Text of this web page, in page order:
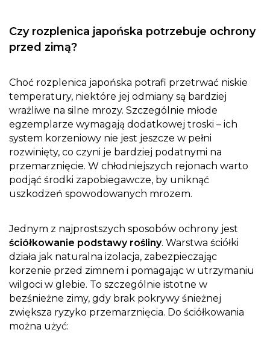
Czy rozplenica japońska potrzebuje ochrony
przed zimą?
Choć rozplenica japońska potrafi przetrwać niskie
temperatury, niektóre jej odmiany są bardziej
wrażliwe na silne mrozy. Szczególnie młode
egzemplarze wymagają dodatkowej troski – ich
system korzeniowy nie jest jeszcze w pełni
rozwinięty, co czyni je bardziej podatnymi na
przemarznięcie. W chłodniejszych rejonach warto
podjąć środki zapobiegawcze, by uniknąć
uszkodzeń spowodowanych mrozem.
Jednym z najprostszych sposobów ochrony jest
ściółkowanie podstawy rośliny. Warstwa ściółki
działa jak naturalna izolacja, zabezpieczając
korzenie przed zimnem i pomagając w utrzymaniu
wilgoci w glebie. To szczególnie istotne w
bezśnieżne zimy, gdy brak pokrywy śnieżnej
zwiększa ryzyko przemarznięcia. Do ściółkowania
można użyć: